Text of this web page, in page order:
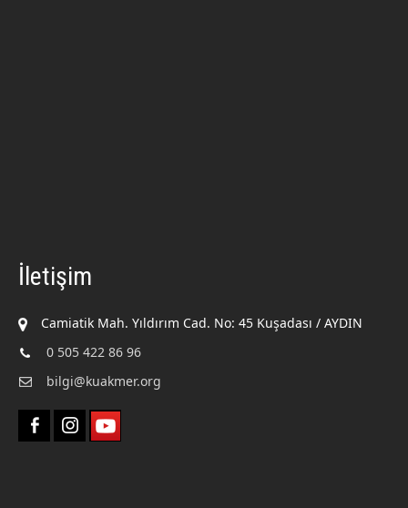
İletişim
Camiatik Mah. Yıldırım Cad. No: 45 Kuşadası / AYDIN
0 505 422 86 96
bilgi@kuakmer.org